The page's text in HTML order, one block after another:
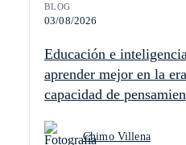
BLOG
03/08/2026
Educación e
aprender mejor en la
capacidad de
Chimo Villena